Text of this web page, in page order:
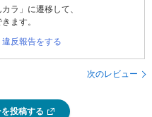
ラ」に遷移して、
ます。
違反報告をする
次のレビュー
投稿する